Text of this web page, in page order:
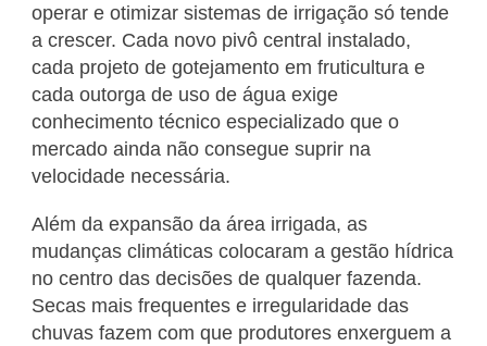
operar e otimizar sistemas de irrigação só tende
a crescer. Cada novo pivô central instalado,
cada projeto de gotejamento em fruticultura e
cada outorga de uso de água exige
conhecimento técnico especializado que o
mercado ainda não consegue suprir na
velocidade necessária.
Além da expansão da área irrigada, as
mudanças climáticas colocaram a gestão hídrica
no centro das decisões de qualquer fazenda.
Secas mais frequentes e irregularidade das
chuvas fazem com que produtores enxerguem a